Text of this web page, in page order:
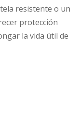
resistente o un
protección
la vida útil de